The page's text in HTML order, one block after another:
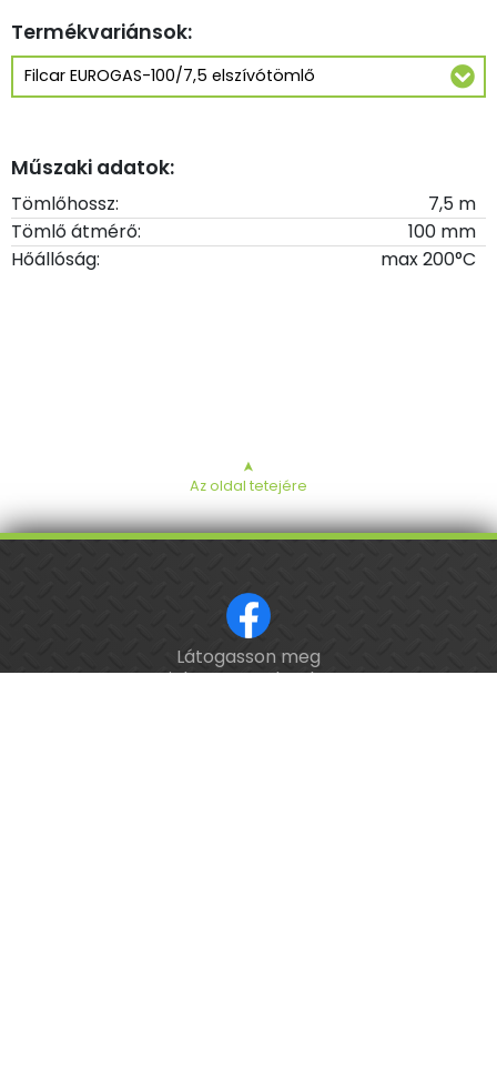
Termékvariánsok:
Műszaki adatok:
Tömlőhossz:
7,5 m
Tömlő átmérő:
100 mm
Hőállóság:
max 200°C
➤
Az oldal tetejére
Látogasson meg
minket a Facebookon!